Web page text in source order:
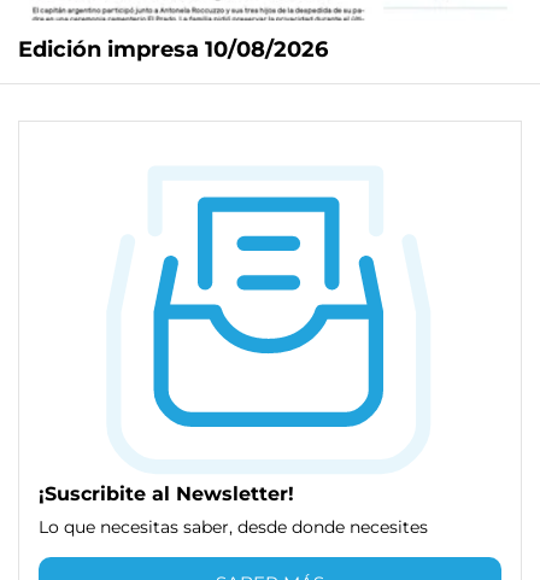
Edición impresa 10/08/2026
¡Suscribite al Newsletter!
Lo que necesitas saber, desde donde necesites